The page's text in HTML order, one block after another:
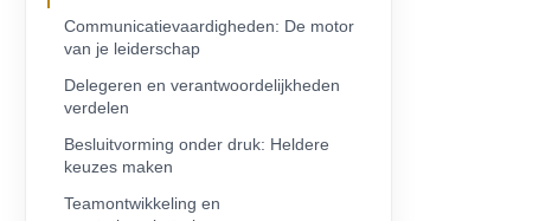
Communicatievaardigheden: De motor
van je leiderschap
Delegeren en verantwoordelijkheden
verdelen
Besluitvorming onder druk: Heldere
keuzes maken
Teamontwikkeling en